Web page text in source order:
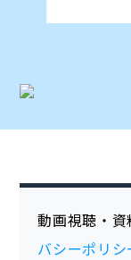
動画視聴・資
バシーポリシ